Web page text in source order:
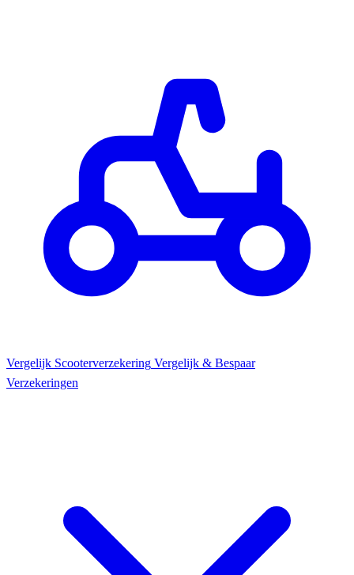
Vergelijk Scooterverzekering Vergelijk & Bespaar
Verzekeringen